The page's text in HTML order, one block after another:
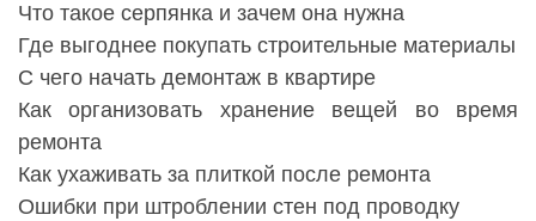
Что такое серпянка и зачем она нужна
Где выгоднее покупать строительные материалы
С чего начать демонтаж в квартире
Как организовать хранение вещей во время
ремонта
Как ухаживать за плиткой после ремонта
Ошибки при штроблении стен под проводку